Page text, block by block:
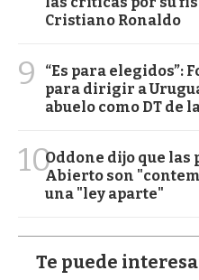
Cristiano Ronaldo
9
“Es para elegidos”:
para dirigir a
abuelo como DT de
10Oddone dijo que las
Abierto son
una "ley aparte"
Te puede